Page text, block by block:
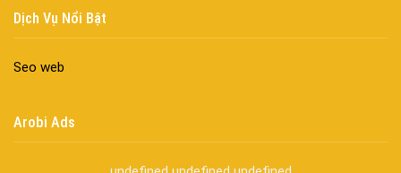
Dịch Vụ Nổi Bật
Seo web
Arobi Ads
Cửa nhôm thông gió – Đưa sinh khí vào ngôi nhà của bạn
Cửa nhôm xếp trượt – Kết nối không gian sống
Cửa nhôm trượt view lớn – Nâng tầm đẳng cấp sống